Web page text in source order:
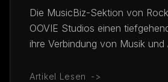
Die MusicBiz-Sektion von
OOVIE Studios einen
ihre Verbindung von Musik und
Artikel Lesen ->